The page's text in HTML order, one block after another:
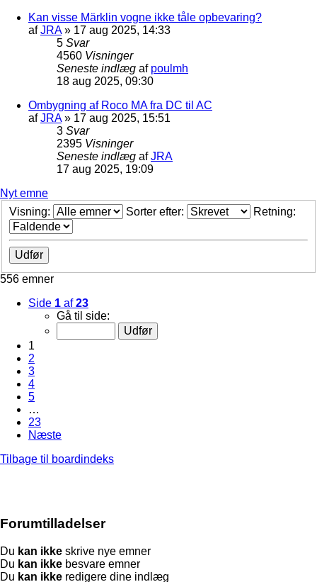
Kan visse Märklin vogne ikke tåle opbevaring?
afJRA» 17 aug 2025, 14:33
5 Svar
4560 Visninger
Seneste indlæg af poulmh
18 aug 2025, 09:30
Ombygning af Roco MA fra DC til AC
afJRA» 17 aug 2025, 15:51
3 Svar
2395 Visninger
Seneste indlæg afJRA
17 aug 2025, 19:09
Nyt emne
Visning:
Sorter efter: Retning:
556 emner
Side 1 af23
Gå til side:
1
2
3
4
5
…
23
Næste
Tilbage til boardindeks
Forumtilladelser
Du kan ikke skrive nye emner
Du kan ikke besvare emner
Du kan ikke redigere dine indlæg